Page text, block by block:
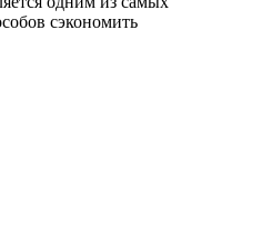
сэкономить